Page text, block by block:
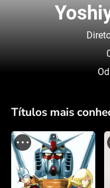
Títulos mais